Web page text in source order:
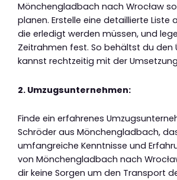
Mönchengladbach nach Wrocław
planen. Erstelle eine detaillierte Liste
die erledigt werden müssen, und
Zeitrahmen fest. So behältst du den
kannst rechtzeitig mit der
2. Umzugsunternehmen:
Finde ein erfahrenes
Schröder aus Mönchengladbach,
umfangreiche Kenntnisse und
von Mönchengladbach nach
dir keine Sorgen um den Transport